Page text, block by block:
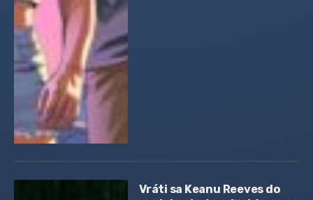
Vráti sa Keanu Reeves do